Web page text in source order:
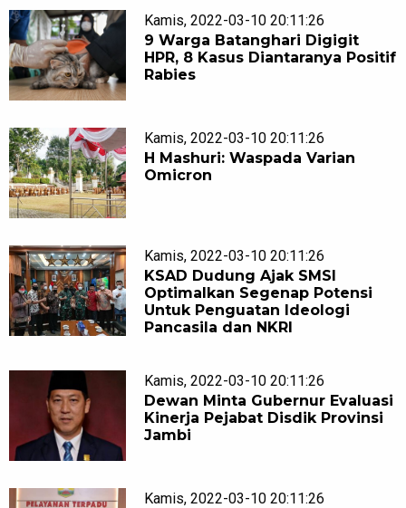
Kamis, 2022-03-10 20:11:26
9 Warga Batanghari Digigit
HPR, 8 Kasus Diantaranya Positif
Rabies
Kamis, 2022-03-10 20:11:26
H Mashuri: Waspada Varian
Omicron
Kamis, 2022-03-10 20:11:26
KSAD Dudung Ajak SMSI
Optimalkan Segenap Potensi
Untuk Penguatan Ideologi
Pancasila dan NKRI
Kamis, 2022-03-10 20:11:26
Dewan Minta Gubernur Evaluasi
Kinerja Pejabat Disdik Provinsi
Jambi
Kamis, 2022-03-10 20:11:26